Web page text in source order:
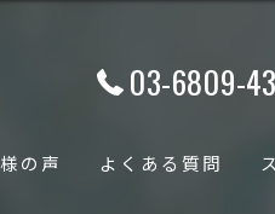
03-6809-
の声 よくある質問